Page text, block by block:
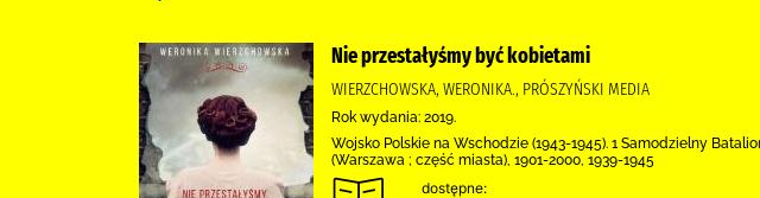
Nie przestałyśmy być kobietami
WIERZCHOWSKA, WERONIKA., PRÓSZYŃSKI MEDIA
Rok wydania: 2019.
Wojsko Polskie na Wschodzie (1943-1945). 1 Samodzielny
(Warszawa ; część miasta), 1901-2000, 1939-1945
dostępne: